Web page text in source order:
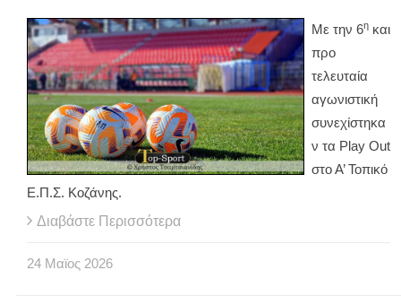
Με την 6η και
προ
τελευταία
αγωνιστική
συνεχίστηκα
ν τα Play Out
στο Α’ Τοπικό
Ε.Π.Σ. Κοζάνης.
Διαβάστε Περισσότερα
24 Μαϊος 2026